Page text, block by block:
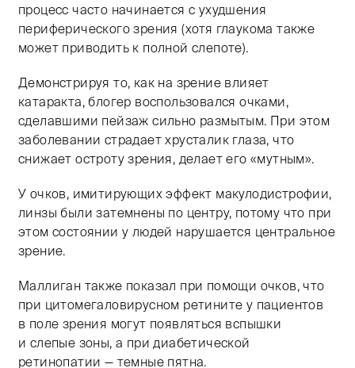
процесс часто начинается с ухудшения
периферического зрения (хотя глаукома также
может приводить к полной слепоте).
Демонстрируя то, как на зрение влияет
катаракта, блогер воспользовался очками,
сделавшими пейзаж сильно размытым. При этом
заболевании страдает хрусталик глаза, что
снижает остроту зрения, делает его «мутным».
У очков, имитирующих эффект макулодистрофии,
линзы были затемнены по центру, потому что при
этом состоянии у людей нарушается центральное
зрение.
Маллиган также показал при помощи очков, что
при цитомегаловирусном ретините у пациентов
в поле зрения могут появляться вспышки
и слепые зоны, а при диабетической
ретинопатии — темные пятна.